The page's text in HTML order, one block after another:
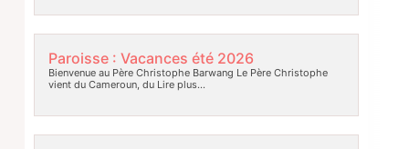
Paroisse : Vacances été 2026
Bienvenue au Père Christophe Barwang Le Père Christophe
vient du Cameroun, duLire plus…